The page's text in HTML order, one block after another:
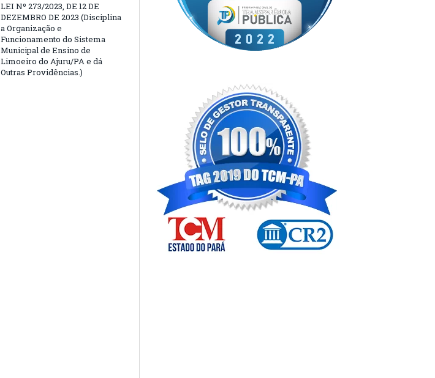
LEI Nº 273/2023, DE 12 DE
DEZEMBRO DE 2023 (Disciplina
a Organização e
Funcionamento do Sistema
Municipal de Ensino de
Limoeiro do Ajuru/PA e dá
Outras Providências.)